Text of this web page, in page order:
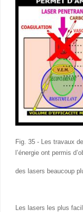
Fig. 35 - Les travaux
l’énergie ont permis
des lasers beaucoup
Les lasers les plus